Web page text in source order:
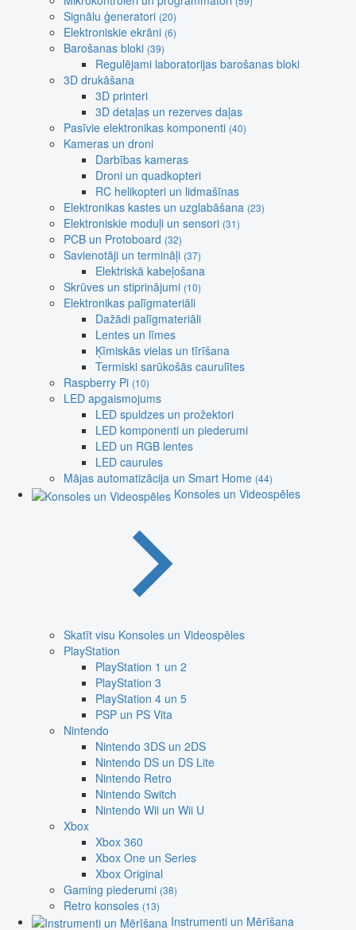
Signālu ģeneratori (20)
Elektroniskie ekrāni (6)
Barošanas bloki (39)
Regulējami laboratorijas barošanas bloki
3D drukāšana
3D printeri
3D detaļas un rezerves daļas
Pasīvie elektronikas komponenti (40)
Kameras un droni
Darbības kameras
Droni un quadkopteri
RC helikopteri un lidmašīnas
Elektronikas kastes un uzglabāšana (23)
Elektroniskie moduļi un sensori (31)
PCB un Protoboard (32)
Savienotāji un termināļi (37)
Elektriskā kabeļošana
Skrūves un stiprinājumi (10)
Elektronikas palīgmateriāli
Dažādi palīgmateriāli
Lentes un līmes
Ķīmiskās vielas un tīrīšana
Termiski sarūkošās caurulītes
Raspberry Pi (10)
LED apgaismojums
LED spuldzes un prožektori
LED komponenti un piederumi
LED un RGB lentes
LED caurules
Mājas automatizācija un Smart Home (44)
Konsoles un Videospēles
Skatīt visu Konsoles un Videospēles
PlayStation
PlayStation 1 un 2
PlayStation 3
PlayStation 4 un 5
PSP un PS Vita
Nintendo
Nintendo 3DS un 2DS
Nintendo DS un DS Lite
Nintendo Retro
Nintendo Switch
Nintendo Wii un Wii U
Xbox
Xbox 360
Xbox One un Series
Xbox Original
Gaming piederumi (38)
Retro konsoles (13)
Instrumenti un Mērīšana